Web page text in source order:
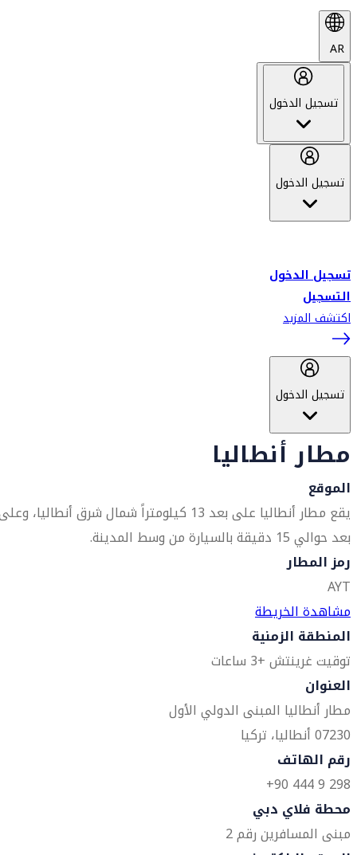
AR
تسجيل الدخول
تسجيل الدخول
تسجيل الدخول
التسجيل
اكتشف المزيد
تسجيل الدخول
مطار أنطاليا
الموقع
يقع مطار أنطاليا على بعد 13 كيلومتراً شمال شرق أنطاليا،
بعد حوالي 15 دقيقة بالسيارة من وسط المدينة.
رمز المطار
AYT
مشاهدة الخريطة
المنطقة الزمنية
توقيت غرينتش +3 ساعات
العنوان
مطار أنطاليا المبنى الدولي الأول
07230 أنطاليا، تركيا
رقم الهاتف
298 9 444 90+
محطة فلاي دبي
مبنى المسافرين رقم 2